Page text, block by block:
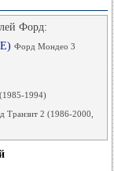
Форд:
Форд Мондео 3
1994)
Транзит 2 (1986-2000,